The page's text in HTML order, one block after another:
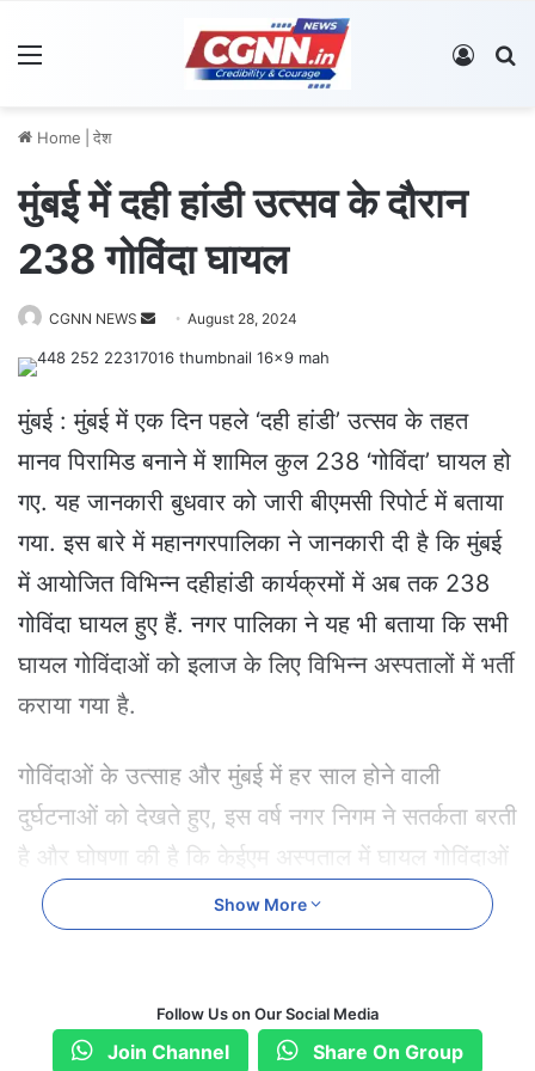
Log In
Home देश
मुंबई में दही हांडी उत्सव के दौरान
238 गोविंदा घायल
CGNN NEWS
e
a
n
e
a
i
August 28, 2024
मुंबई : मुंबई में एक दिन पहले ‘दही हांडी’ उत्सव के तहत
मानव पिरामिड बनाने में शामिल कुल 238 ‘गोविंदा’ घायल हो
गए. यह जानकारी बुधवार को जारी बीएमसी रिपोर्ट में बताया
गया. इस बारे में महानगरपालिका ने जानकारी दी है कि मुंबई
में आयोजित विभिन्न दहीहांडी कार्यक्रमों में अब तक 238
गोविंदा घायल हुए हैं. नगर पालिका ने यह भी बताया कि सभी
घायल गोविंदाओं को इलाज के लिए विभिन्न अस्पतालों में भर्ती
कराया गया है.
गोविंदाओं के उत्साह और मुंबई में हर साल होने वाली
दुर्घटनाओं को देखते हुए, इस वर्ष नगर निगम ने सतर्कता बरती
है और घोषणा की है कि केईएम अस्पताल में घायल गोविंदाओं
के लिए 10 आरक्षित बिस्तर रखे गए हैं. इसके साथ ही नगर
निगम ने कहा है कि जिन स्थानों पर घायल गोविंद को हड्डी
भी तैनाती कर दी गई है. महानगरपालिका ने जानकारी दी है
कि मुंबई में कृष्ण जन्माष्टमी के अवसर पर आयोजित दही हांडी
Show More
Follow Us on Our Social Media
Join Channel Share On Group